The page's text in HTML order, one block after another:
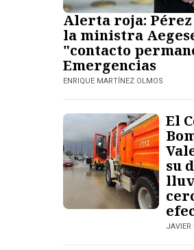
Alerta roja:
la ministra
"contacto
Emergencias
ENRIQUE MARTÍNEZ OLMOS
El
su
JAVIER